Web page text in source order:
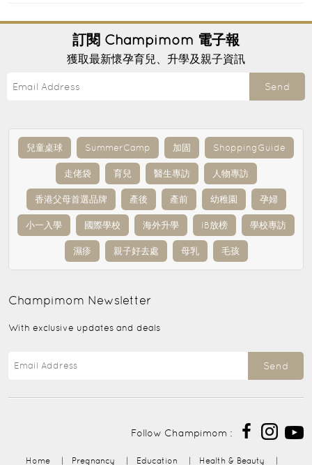
訂閱 Champimom 電子報
獲取最新懷孕育兒、升學及親子資訊
Send
兒童桌球 SummerCamp 加固 ShoppingGuide
走佬袋 育兒 醫生專訪 人物專訪
香港父母首選品牌 產後 產前 幼稚園 孕婦
小一入學 國際學校 海外升學 IB放榜 學校專訪
濕疹 親子好去處 母乳 毛孩
Champimom Newsletter
With exclusive updates and deals
Send
Follow Champimom :
Home | Pregnancy | Education | Health & Beauty |